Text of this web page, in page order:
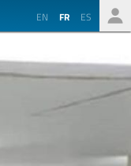
EN FR ES